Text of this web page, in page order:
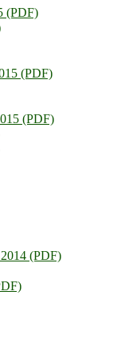
(PDF)
(PDF)
(PDF)
(PDF)